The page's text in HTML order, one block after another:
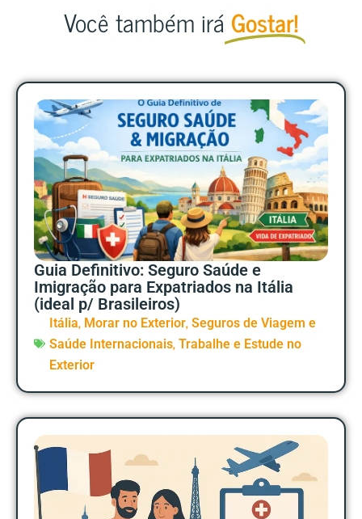
Você também irá Gostar!
Guia Definitivo: Seguro Saúde e
Imigração para Expatriados na Itália
(ideal p/ Brasileiros)
Itália, Morar no Exterior, Seguros de Viagem e
Saúde Internacionais, Trabalhe e Estude no
Exterior